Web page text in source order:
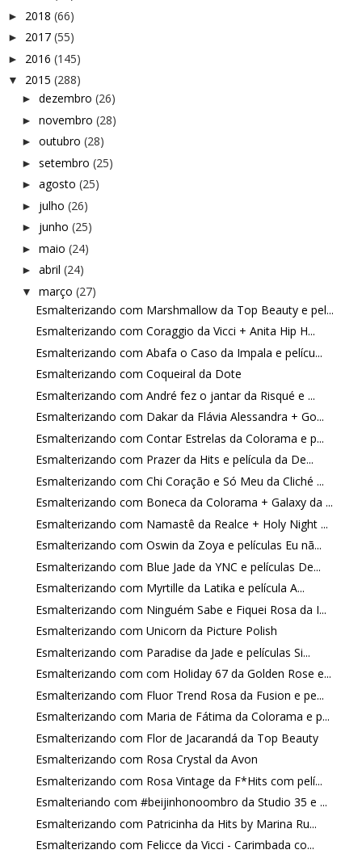
► 2018 (66)
► 2017 (55)
► 2016 (145)
▼ 2015 (288)
► dezembro (26)
► novembro (28)
► outubro (28)
► setembro (25)
► agosto (25)
► julho (26)
► junho (25)
► maio (24)
► abril (24)
▼ março (27)
Esmalterizando com Marshmallow da Top Beauty e pel...
Esmalterizando com Coraggio da Vicci + Anita Hip H...
Esmalterizando com Abafa o Caso da Impala e pelícu...
Esmalterizando com Coqueiral da Dote
Esmalterizando com André fez o jantar da Risqué e ...
Esmalterizando com Dakar da Flávia Alessandra + Go...
Esmalterizando com Contar Estrelas da Colorama e p...
Esmalterizando com Prazer da Hits e película da De...
Esmalterizando com Chi Coração e Só Meu da Cliché ...
Esmalterizando com Boneca da Colorama + Galaxy da ...
Esmalterizando com Namastê da Realce + Holy Night ...
Esmalterizando com Oswin da Zoya e películas Eu nã...
Esmalterizando com Blue Jade da YNC e películas De...
Esmalterizando com Myrtille da Latika e película A...
Esmalterizando com Ninguém Sabe e Fiquei Rosa da I...
Esmalterizando com Unicorn da Picture Polish
Esmalterizando com Paradise da Jade e películas Si...
Esmalterizando com com Holiday 67 da Golden Rose e...
Esmalterizando com Fluor Trend Rosa da Fusion e pe...
Esmalterizando com Maria de Fátima da Colorama e p...
Esmalterizando com Flor de Jacarandá da Top Beauty
Esmalterizando com Rosa Crystal da Avon
Esmalterizando com Rosa Vintage da F*Hits com pelí...
Esmalteriando com #beijinhonoombro da Studio 35 e ...
Esmalterizando com Patricinha da Hits by Marina Ru...
Esmalterizando com Felicce da Vicci - Carimbada co...